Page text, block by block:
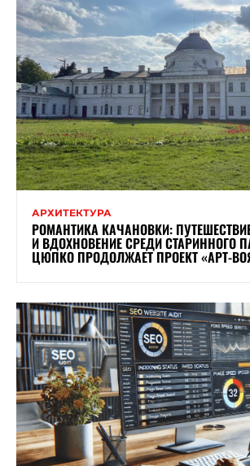
АРХИТЕКТУРА
РОМАНТИКА КАЧАНОВКИ:
И ВДОХНОВЕНИЕ СРЕДИ СТАРИННОГО
ЦЮПКО ПРОДОЛЖАЕТ ПРОЕКТ «АРТ-